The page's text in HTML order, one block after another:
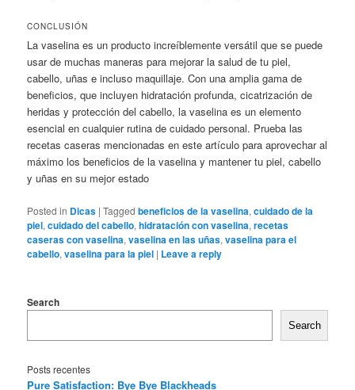
CONCLUSIÓN
La vaselina es un producto increíblemente versátil que se puede
usar de muchas maneras para mejorar la salud de tu piel,
cabello, uñas e incluso maquillaje. Con una amplia gama de
beneficios, que incluyen hidratación profunda, cicatrización de
heridas y protección del cabello, la vaselina es un elemento
esencial en cualquier rutina de cuidado personal. Prueba las
recetas caseras mencionadas en este artículo para aprovechar al
máximo los beneficios de la vaselina y mantener tu piel, cabello
y uñas en su mejor estado
Posted in Dicas |Tagged beneficios de la vaselina,cuidado de la
piel,cuidado del cabello,hidratación con vaselina,recetas
caseras con vaselina,vaselina en las uñas,vaselina para el
cabello,vaselina para la piel | Leave a reply
Search
Search
Posts recentes
Pure Satisfaction: Bye Bye Blackheads